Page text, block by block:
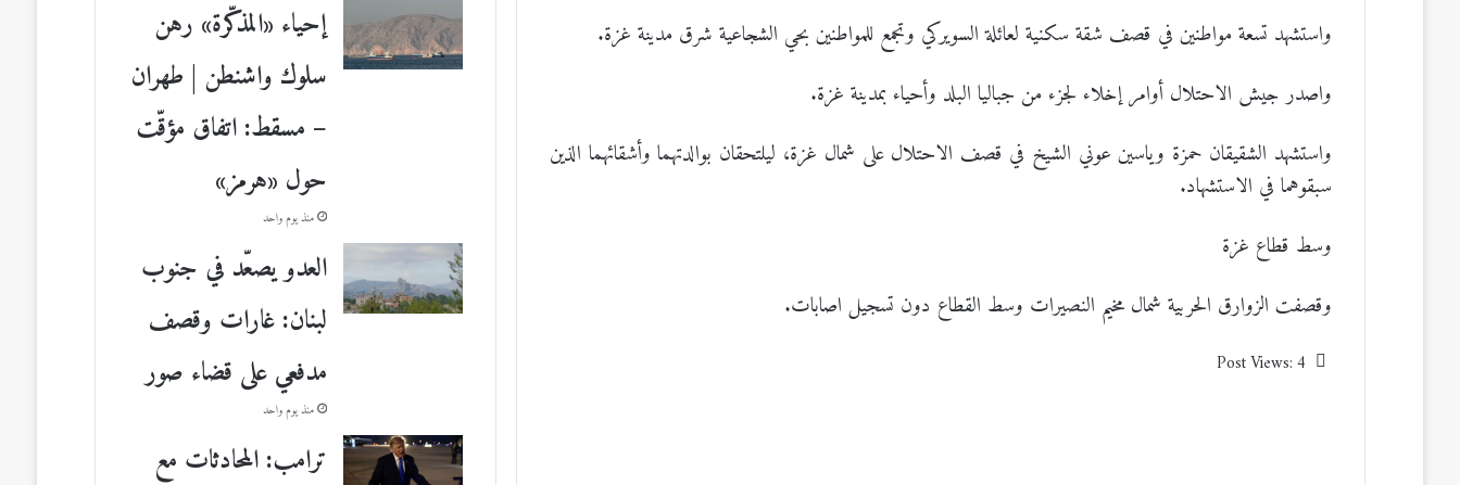
واستشهد تسعة مواطنين في قصف شقة سكنية لعائلة السويركي وتجمع للمواطنين بحي الشجاعية شرق مدينة غزة.
واصدر جيش الاحتلال أوامر إخلاء لجزء من جباليا البلد وأحياء بمدينة غزة.
واستشهد الشقيقان حمزة وياسين عوني الشيخ في قصف الاحتلال على شمال غزة، ليلتحقان بوالدتهما وأشقائهما الذين
سبقوهما في الاستشهاد.
وسط قطاع غزة
وقصفت الزوارق الحربية شمال مخيم النصيرات وسط القطاع دون تسجيل اصابات.
Post Views:4
إحياء «المذكّرة» رهن
سلوك واشنطن | طهران
– مسقط: اتفاق مؤقّت
حول «هرمز»
منذ يوم واحد
العدو يصعّد في جنوب
لبنان: غارات وقصف
مدفعي على قضاء صور
منذ يوم واحد
ترامب: المحادثات مع